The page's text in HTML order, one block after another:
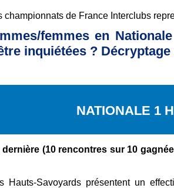
de France Interclubs
femmes en
inquiétées ?
NATIONALE 1
(10 rencontres sur 10
Hauts-Savoyards présentent un